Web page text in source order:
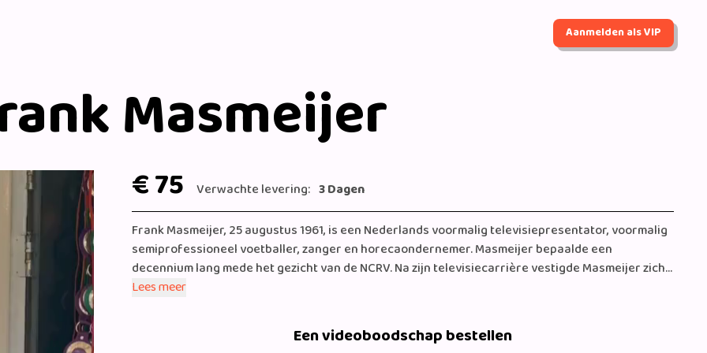
Aanmelden als VIP
Masmeijer
€ 75 Verwachte levering: 3 Dagen
Frank Masmeijer, 25 augustus 1961, is een Nederlands voormalig televisiepresentator, voormalig
semiprofessioneel voetballer, zanger en horecaondernemer. Masmeijer bepaalde een
decennium lang mede het gezicht van de NCRV. Na zijn televisiecarrière vestigde Masmeijer zich
in België als uitbater van horecagelegenheden.
Lees meer
Een videoboodschap bestellen